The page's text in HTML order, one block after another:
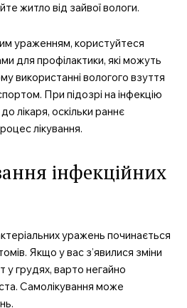
житло від зайвої вологи.
ураженням, користуйтеся
для профілактики, які можуть
використанні вологого взуття
При підозрі на інфекцію
лікаря, оскільки раннє
лікування.
інфекційних
уражень починається
Якщо у вас з’явилися зміни
у грудях, варто негайно
Самолікування може